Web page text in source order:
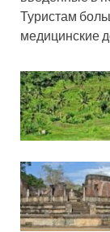
Туристам
медицинские